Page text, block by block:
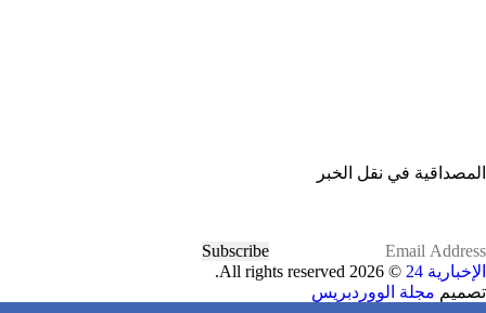
المصداقية في نقل الخبر
Subscribe
الإخبارية 24
© 2026 All rights reserved.
تصميم مجلة الووردبريس